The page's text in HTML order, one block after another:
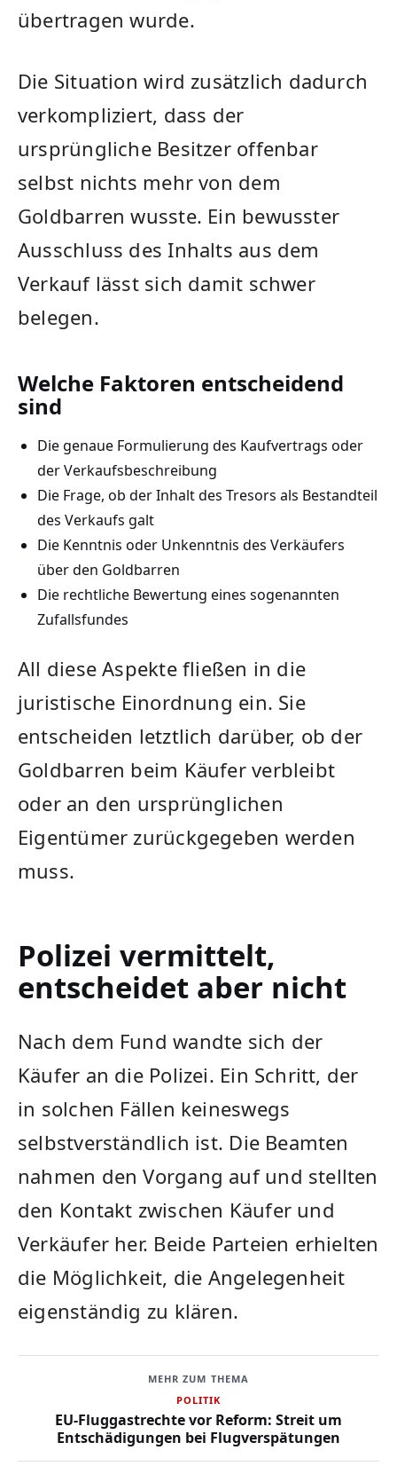
übertragen wurde.
Die Situation wird zusätzlich dadurch
verkompliziert, dass der
ursprüngliche Besitzer offenbar
selbst nichts mehr von dem
Goldbarren wusste. Ein bewusster
Ausschluss des Inhalts aus dem
Verkauf lässt sich damit schwer
belegen.
Welche Faktoren entscheidend
sind
Die genaue Formulierung des Kaufvertrags oder
der Verkaufsbeschreibung
Die Frage, ob der Inhalt des Tresors als Bestandteil
des Verkaufs galt
Die Kenntnis oder Unkenntnis des Verkäufers
über den Goldbarren
Die rechtliche Bewertung eines sogenannten
Zufallsfundes
All diese Aspekte fließen in die
juristische Einordnung ein. Sie
entscheiden letztlich darüber, ob der
Goldbarren beim Käufer verbleibt
oder an den ursprünglichen
Eigentümer zurückgegeben werden
muss.
Polizei vermittelt,
entscheidet aber nicht
Nach dem Fund wandte sich der
Käufer an die Polizei. Ein Schritt, der
in solchen Fällen keineswegs
selbstverständlich ist. Die Beamten
nahmen den Vorgang auf und stellten
den Kontakt zwischen Käufer und
Verkäufer her. Beide Parteien erhielten
die Möglichkeit, die Angelegenheit
eigenständig zu klären.
MEHR ZUM THEMA
POLITIK
EU-Fluggastrechte vor Reform: Streit um
Entschädigungen bei Flugverspätungen